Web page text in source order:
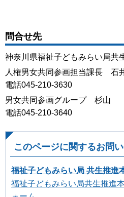
問合せ先
神奈川県福祉子どもみらい局共
人権男女共同参画担当課長 石
電話045-210-3630
男女共同参画グループ 杉山
電話045-210-3640
このページに関するお問
福祉子どもみらい局 共生推進
福祉子どもみらい局共生推進